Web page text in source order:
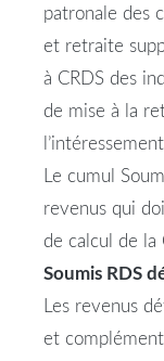
patronale des
et retraite
à CRDS des
de mise à la
Le cumul
revenus qui
de calcul de la
Soumis RDS
Les revenus
et